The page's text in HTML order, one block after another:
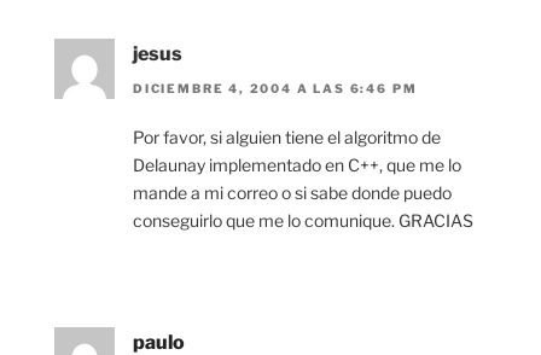
jesus
DICIEMBRE 4, 2004 A LAS 6:46 PM
Por favor, si alguien tiene el algoritmo de
Delaunay implementado en C++, que me lo
mande a mi correo o si sabe donde puedo
conseguirlo que me lo comunique. GRACIAS
paulo